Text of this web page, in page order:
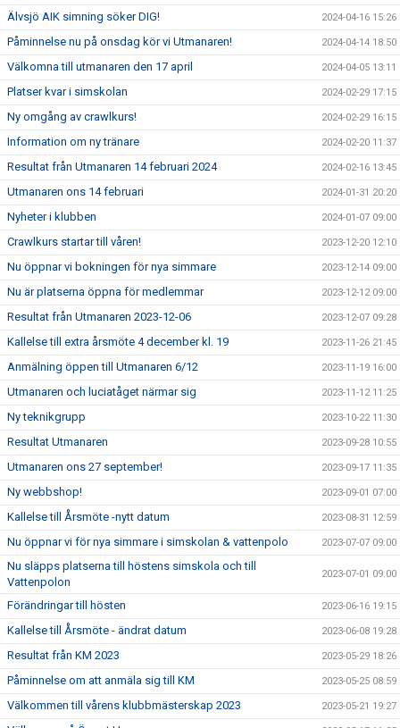
Älvsjö AIK simning söker DIG! 2024-04-16 15:26
Påminnelse nu på onsdag kör vi Utmanaren! 2024-04-14 18:50
Välkomna till utmanaren den 17 april 2024-04-05 13:11
Platser kvar i simskolan 2024-02-29 17:15
Ny omgång av crawlkurs! 2024-02-29 16:15
Information om ny tränare 2024-02-20 11:37
Resultat från Utmanaren 14 februari 2024 2024-02-16 13:45
Utmanaren ons 14 februari 2024-01-31 20:20
Nyheter i klubben 2024-01-07 09:00
Crawlkurs startar till våren! 2023-12-20 12:10
Nu öppnar vi bokningen för nya simmare 2023-12-14 09:00
Nu är platserna öppna för medlemmar 2023-12-12 09:00
Resultat från Utmanaren 2023-12-06 2023-12-07 09:28
Kallelse till extra årsmöte 4 december kl. 19 2023-11-26 21:45
Anmälning öppen till Utmanaren 6/12 2023-11-19 16:00
Utmanaren och luciatåget närmar sig 2023-11-12 11:25
Ny teknikgrupp 2023-10-22 11:30
Resultat Utmanaren 2023-09-28 10:55
Utmanaren ons 27 september! 2023-09-17 11:35
Ny webbshop! 2023-09-01 07:00
Kallelse till Årsmöte -nytt datum 2023-08-31 12:59
Nu öppnar vi för nya simmare i simskolan & vattenpolo 2023-07-07 09:00
Nu släpps platserna till höstens simskola och till
Vattenpolon
2023-07-01 09:00
Förändringar till hösten 2023-06-16 19:15
Kallelse till Årsmöte - ändrat datum 2023-06-08 19:28
Resultat från KM 2023 2023-05-29 18:26
Påminnelse om att anmäla sig till KM 2023-05-25 08:59
Välkommen till vårens klubbmästerskap 2023 2023-05-21 19:27